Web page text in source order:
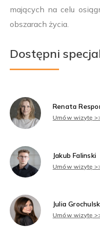
mających na celu
obszarach życia.
Dostępni
Renata
Umów wizytę
Jakub Falinski
Umów wizytę
Julia
Umów wizytę